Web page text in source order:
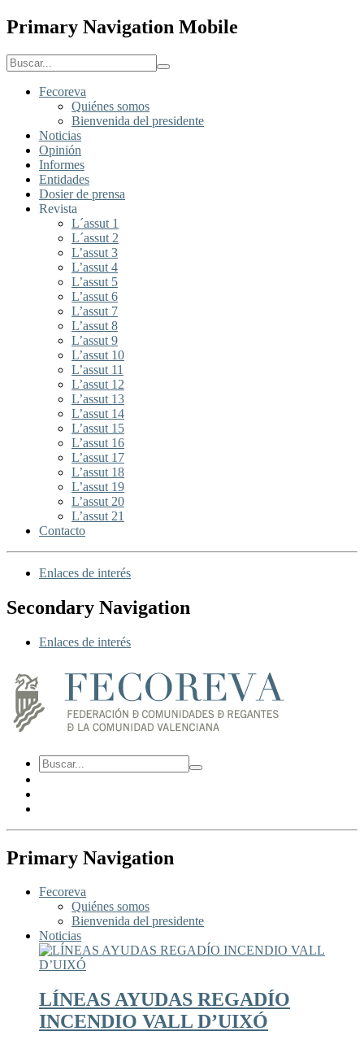
Primary Navigation Mobile
Fecoreva
Quiénes somos
Bienvenida del presidente
Noticias
Opinión
Informes
Entidades
Dosier de prensa
Revista
L´assut 1
L´assut 2
L’assut 3
L’assut 4
L’assut 5
L’assut 6
L’assut 7
L’assut 8
L’assut 9
L’assut 10
L’assut 11
L’assut 12
L’assut 13
L’assut 14
L’assut 15
L’assut 16
L’assut 17
L’assut 18
L’assut 19
L’assut 20
L’assut 21
Contacto
Enlaces de interés
Secondary Navigation
Enlaces de interés
Primary Navigation
Fecoreva
Quiénes somos
Bienvenida del presidente
Noticias
LÍNEAS AYUDAS REGADÍO
INCENDIO VALL D’UIXÓ